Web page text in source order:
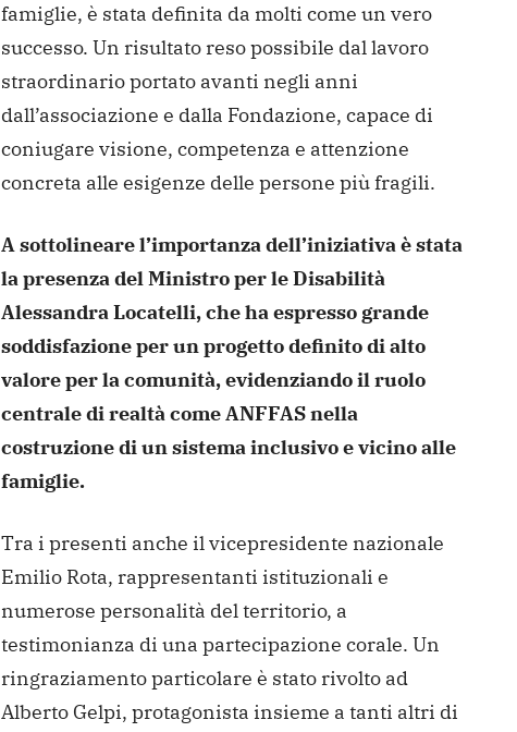
famiglie, è stata definita da molti come un vero
successo. Un risultato reso possibile dal lavoro
straordinario portato avanti negli anni
dall’associazione e dalla Fondazione, capace di
coniugare visione, competenza e attenzione
concreta alle esigenze delle persone più fragili.
A sottolineare l’importanza dell’iniziativa è stata
la presenza del Ministro per le Disabilità
Alessandra Locatelli, che ha espresso grande
soddisfazione per un progetto definito di alto
valore per la comunità, evidenziando il ruolo
centrale di realtà come ANFFAS nella
costruzione di un sistema inclusivo e vicino alle
famiglie.
Tra i presenti anche il vicepresidente nazionale
Emilio Rota, rappresentanti istituzionali e
numerose personalità del territorio, a
testimonianza di una partecipazione corale. Un
ringraziamento particolare è stato rivolto ad
Alberto Gelpi, protagonista insieme a tanti altri di